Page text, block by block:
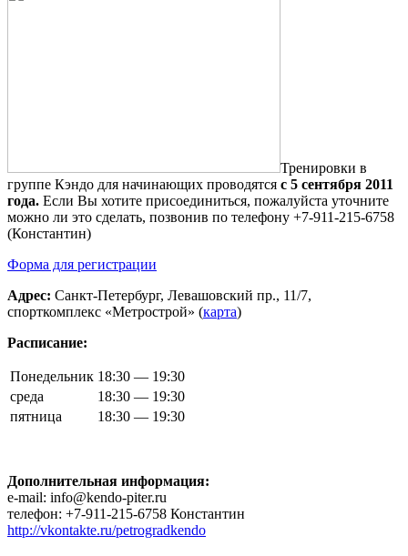
Тренировки в
группе Кэндо для начинающих проводятся с 5 сентября 2011
года. Если Вы хотите присоединиться, пожалуйста уточните
можно ли это сделать, позвонив по телефону +7-911-215-6758
(Константин)
Форма для регистрации
Адрес: Санкт-Петербург, Левашовский пр., 11/7,
спорткомплекс «Метрострой» (карта)
Расписание:
Понедельник 18:30 — 19:30
среда
18:30 — 19:30
пятница
18:30 — 19:30
Дополнительная информация:
e-mail: info@kendo-piter.ru
телефон: +7-911-215-6758 Константин
http://vkontakte.ru/petrogradkendo